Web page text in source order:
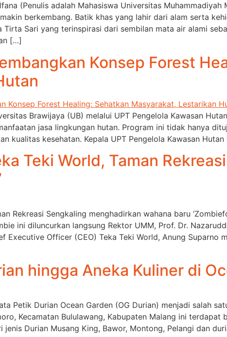
(Penulis adalah Mahasiswa Universitas
berkembang. Batik khas yang lahir dari alam serta
Tirta Sari yang terinspirasi dari sembilan mata air alami
[…]
Konsep Forest
Brawijaya (UB) melalui UPT Pengelola Kawasan
jasa lingkungan hutan. Program ini tidak hanya
kualitas kesehatan. Kepala UPT Pengelola Kawasan
Teki World, Taman
Rekreasi Sengkaling menghadirkan wahana baru
ini diluncurkan langsung Rektor UMM, Prof. Dr.
Executive Officer (CEO) Teka Teki World, Anung Suparno
hingga Aneka Kuliner di
Petik Durian Ocean Garden (OG Durian) menjadi salah
Kecamatan Bululawang, Kabupaten Malang ini
jenis Durian Musang King, Bawor, Montong, Pelangi dan